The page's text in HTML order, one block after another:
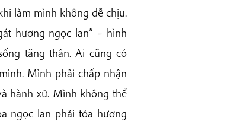
làm mình không dễ chịu.
hương ngọc lan” – hình
tăng thân. Ai cũng có
Mình phải chấp nhận
hành xử. Mình không thể
ngọc lan phải tỏa hương